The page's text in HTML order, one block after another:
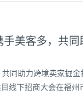
同助力跨境卖家掘
线下招商大会在福